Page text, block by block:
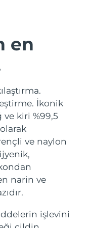
en
İkonik
kiri %99,5
ve naylon
narin ve
işlevini
the-go
lips
device
bakımı
BAKIM
bakım
Tahmini teslim tarihi
Tahmini teslim tarihi
11/08/2026
Tahmini teslim tarihi
10/08/2026
Tahmini teslim tarihi
Tahmini teslim tarihi
Tahmini teslim tarihi